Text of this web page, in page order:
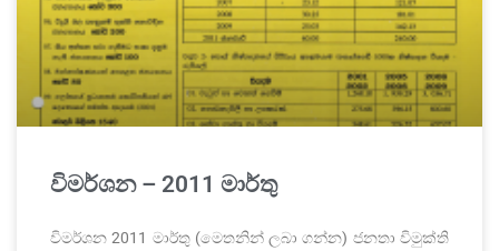
විමර්ශන – 2011 මාර්තු
විමර්ශන 2011 මාර්තු (මෙතනින් ලබා ගන්න) ජනතා විමුක්ති